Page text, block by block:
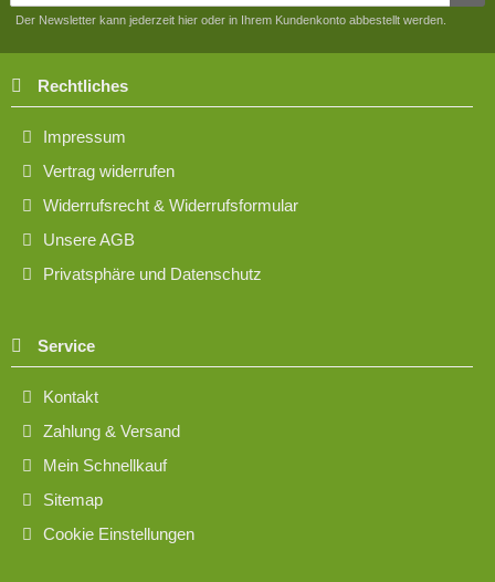
Der Newsletter kann jederzeit hier oder in Ihrem Kundenkonto abbestellt werden.
Rechtliches
Impressum
Vertrag widerrufen
Widerrufsrecht & Widerrufsformular
Unsere AGB
Privatsphäre und Datenschutz
Service
Kontakt
Zahlung & Versand
Mein Schnellkauf
Sitemap
Cookie Einstellungen